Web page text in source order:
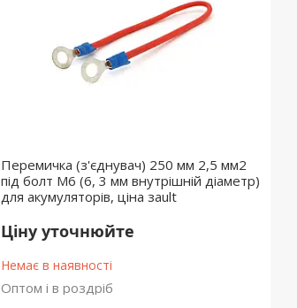
Перемичка (з'єднувач) 250 мм 2,5 мм2
під болт М6 (6, 3 мм внутрішній діаметр)
для акумуляторів, ціна заult
Ціну уточнюйте
Немає в наявності
Оптом і в роздріб